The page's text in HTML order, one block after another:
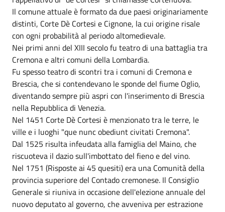
Il comune attuale è formato da due paesi originariamente
distinti, Corte Dè Cortesi e Cignone, la cui origine risale
con ogni probabilità al periodo altomedievale.
Nei primi anni del XIII secolo fu teatro di una battaglia tra
Cremona e altri comuni della Lombardia.
Fu spesso teatro di scontri tra i comuni di Cremona e
Brescia, che si contendevano le sponde del fiume Oglio,
diventando sempre più aspri con l'inserimento di Brescia
nella Repubblica di Venezia.
Nel 1451 Corte Dè Cortesi è menzionato tra le terre, le
ville e i luoghi "que nunc obediunt civitati Cremona".
Dal 1525 risulta infeudata alla famiglia del Maino, che
riscuoteva il dazio sull'imbottato del fieno e del vino.
Nel 1751 (Risposte ai 45 quesiti) era una Comunità della
provincia superiore del Contado cremonese. Il Consiglio
Generale si riuniva in occasione dell'elezione annuale del
nuovo deputato al governo, che avveniva per estrazione